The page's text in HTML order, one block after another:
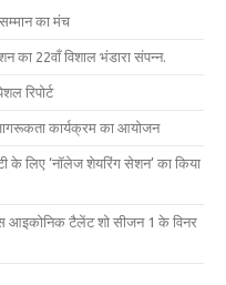
का मंच
का 22वाँ विशाल भंडारा संपन्न.
रिपोर्ट
कार्यक्रम का आयोजन
के लिए ‘नॉलेज शेयरिंग सेशन’ का किया
आइकोनिक टैलेंट शो सीजन 1 के विनर